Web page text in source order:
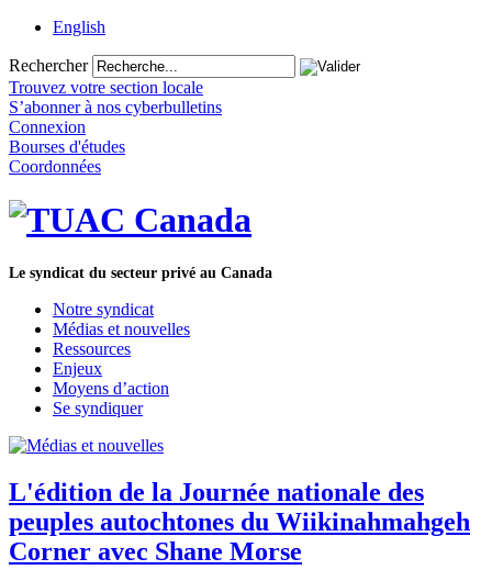
English
Rechercher
Trouvez votre section locale
S’abonner à nos cyberbulletins
Connexion
Bourses d'études
Coordonnées
Le syndicat du secteur privé au Canada
Notre syndicat
Médias et nouvelles
Ressources
Enjeux
Moyens d’action
Se syndiquer
L'édition de la Journée nationale des
peuples autochtones du Wiikinahmahgeh
Corner avec Shane Morse